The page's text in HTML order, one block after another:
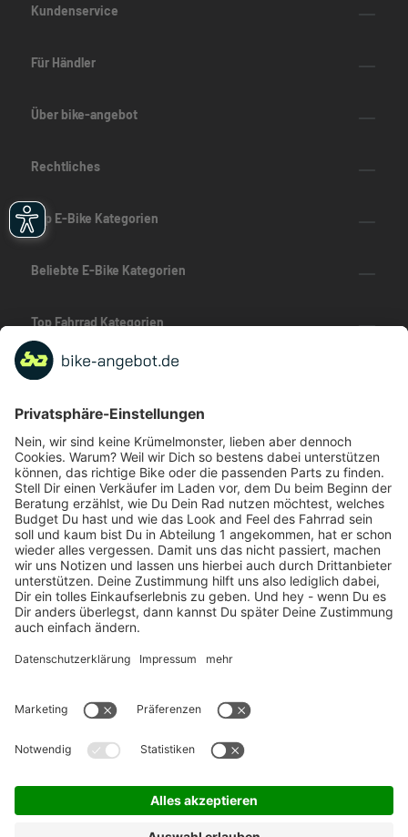
Kundenservice
Für Händler
Über bike-angebot
Rechtliches
Top E-Bike Kategorien
Beliebte E-Bike Kategorien
Top Fahrrad Kategorien
Beliebte Fahrrad-Kategorien
Marken-Highlights
TOP-Marken
ZAHLUNGSARTEN / RATENKAUF
FÜR ARBEITGEBER & ARBEITNEHMER